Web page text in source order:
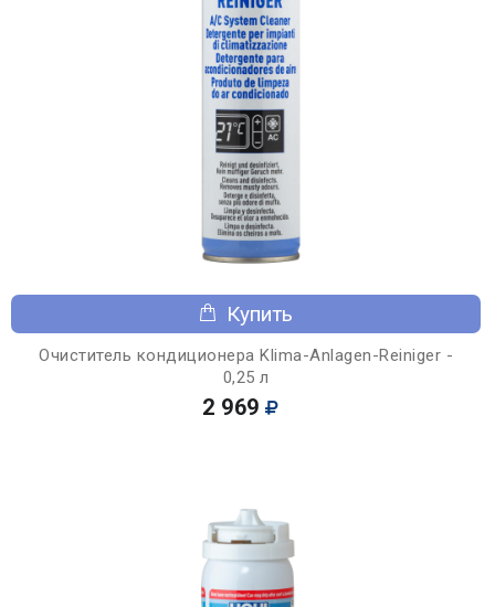
Купить
Очиститель кондиционера Klima-Anlagen-Reiniger -
0,25 л
2 969